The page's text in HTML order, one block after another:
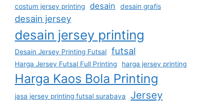
costum jersey printing
desain desain grafis
desain jersey
desain jersey printing
Desain Jersey Printing Futsal futsal
Harga Jersey Futsal Full Printing harga jersey printing
Harga Kaos Bola Printing
jasa jersey printing futsal surabaya Jersey